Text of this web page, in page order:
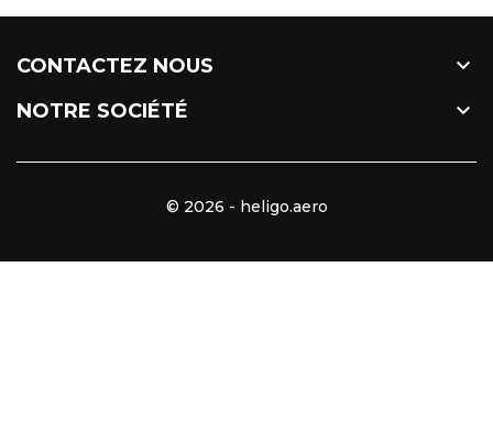
CONTACTEZ NOUS 
NOTRE SOCIÉTÉ 
© 2026 - heligo.aero